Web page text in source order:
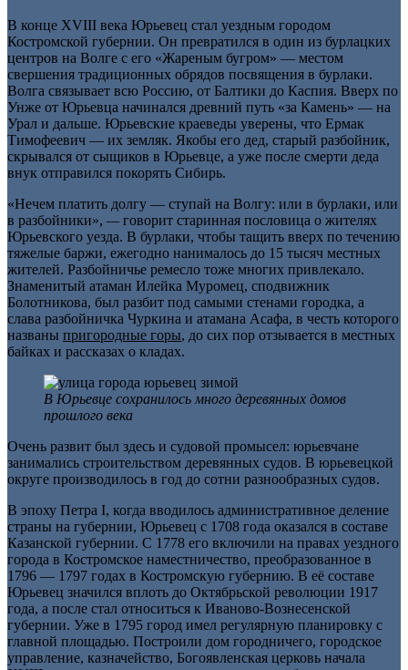
В конце XVIII века Юрьевец стал уездным городом
Костромской губернии. Он превратился в один из бурлацких
центров на Волге с его «Жареным бугром» — местом
свершения традиционных обрядов посвящения в бурлаки.
Волга связывает всю Россию, от Балтики до Каспия. Вверх по
Унже от Юрьевца начинался древний путь «за Камень» — на
Урал и дальше. Юрьевские краеведы уверены, что Ермак
Тимофеевич — их земляк. Якобы его дед, старый разбойник,
скрывался от сыщиков в Юрьевце, а уже после смерти деда
внук отправился покорять Сибирь.
«Нечем платить долгу — ступай на Волгу: или в бурлаки, или
в разбойники», —говорит старинная пословица о жителях
Юрьевского уезда. В бурлаки, чтобы тащить вверх по течению
тяжелые баржи, ежегодно нанималось до 15 тысяч местных
жителей. Разбойничье ремесло тоже многих привлекало.
Знаменитый атаман Илейка Муромец, сподвижник
Болотникова, был разбит под самыми стенами городка, а
слава разбойничка Чуркина и атамана Асафа, в честь которого
названы пригородные горы, до сих пор отзывается в местных
байках и рассказах о кладах.
В Юрьевце сохранилось много деревянных домов
прошлого века
Очень развит был здесь и судовой промысел: юрьевчане
занимались строительством деревянных судов. В юрьевецкой
округе производилось в год до сотни разнообразных судов.
В эпоху Петра I, когда вводилось административное деление
страны на губернии, Юрьевец с 1708 года оказался в составе
Казанской губернии. С 1778 его включили на правах уездного
города в Костромское наместничество, преобразованное в
1796 — 1797 годах в Костромскую губернию. В её составе
Юрьевец значился вплоть до Октябрьской революции 1917
года, а после стал относиться к Иваново-Вознесенской
губернии. Уже в 1795 город имел регулярную планировку с
главной площадью. Построили дом городничего, городское
управление, казначейство, Богоявленская церковь начала